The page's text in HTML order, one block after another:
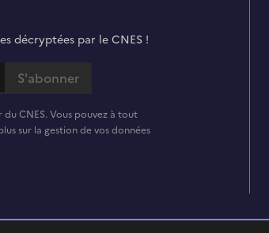
décryptées par le CNES !
CNES. Vous pouvez à tout
sur la gestion de vos données